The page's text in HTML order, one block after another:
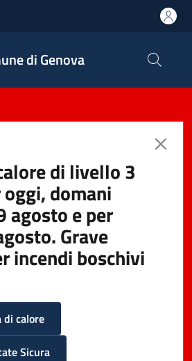
di Genova
di livello 3
domani
agosto e per
Grave
incendi boschivi
di calore
Sicura